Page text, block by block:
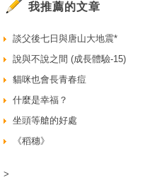
我推薦的文章
談父後七日與唐山大地震*
說與不說之間 (成長體驗-15)
貓咪也會長青春痘
什麼是幸福？
坐頭等艙的好處
《稻穗》
>